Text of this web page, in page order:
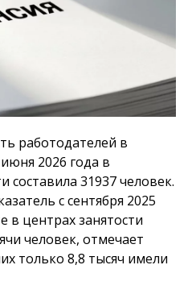
работодателей в
2026 года в
составила 31937 человек.
с сентября 2025
в центрах занятости
человек, отмечает
только 8,8 тысяч имели